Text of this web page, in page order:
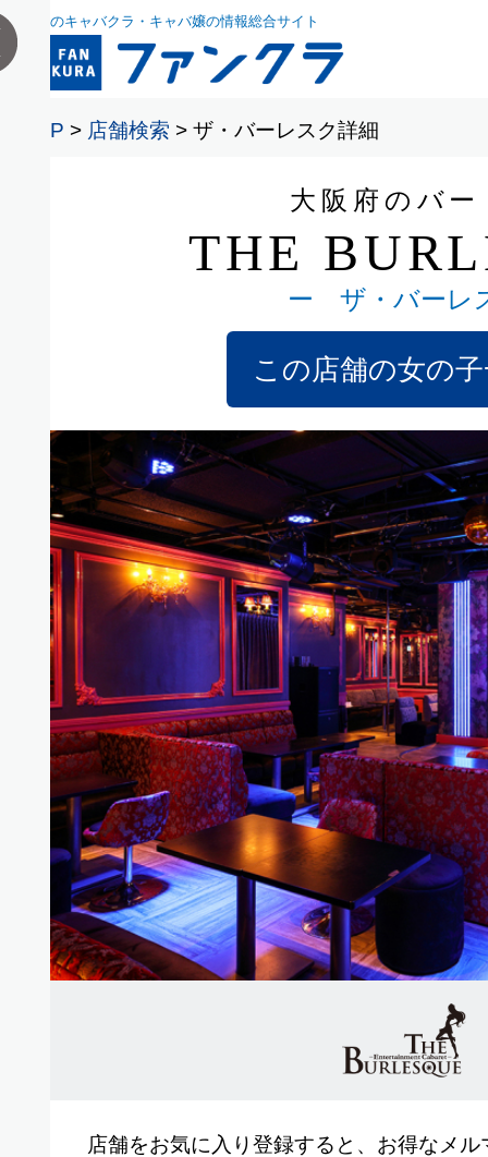
全国のキャバクラ・キャバ嬢の情報総合サイト
TOP > 店舗検索 > ザ・バーレスク詳細
大阪府のバ
THE
ー ザ・バーレ
この店舗の女の
店舗をお気に入り登録すると、お得なメル